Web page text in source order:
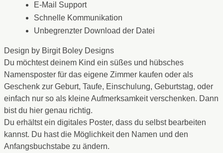
E-Mail Support
Schnelle Kommunikation
Unbegrenzter Download der Datei
Design by Birgit Boley Designs
Du möchtest deinem Kind ein süßes und hübsches
Namensposter für das eigene Zimmer kaufen oder als
Geschenk zur Geburt, Taufe, Einschulung, Geburtstag, oder
einfach nur so als kleine Aufmerksamkeit verschenken. Dann
bist du hier genau richtig.
Du erhältst ein digitales Poster, dass du selbst bearbeiten
kannst. Du hast die Möglichkeit den Namen und den
Anfangsbuchstabe zu ändern.